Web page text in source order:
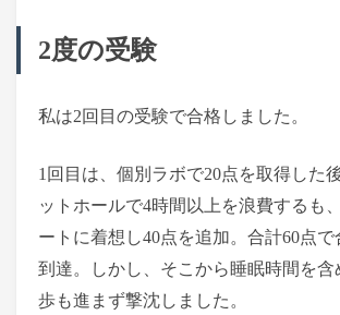
2度の受験
私は2回目の受験で合格しました。
1回目は、個別ラボで20点を取得した
ットホールで4時間以上を浪費するも
ートに着想し40点を追加。合計60点
到達。しかし、そこから睡眠時間を含
歩も進まず撃沈しました。